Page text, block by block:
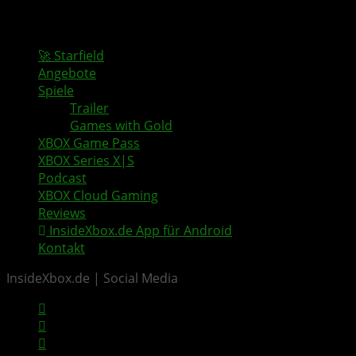
🚀 Starfield
Angebote
Spiele
Trailer
Games with Gold
XBOX Game Pass
XBOX Series X|S
Podcast
XBOX Cloud Gaming
Reviews
InsideXbox.de App für Android
Kontakt
InsideXbox.de | Social Media